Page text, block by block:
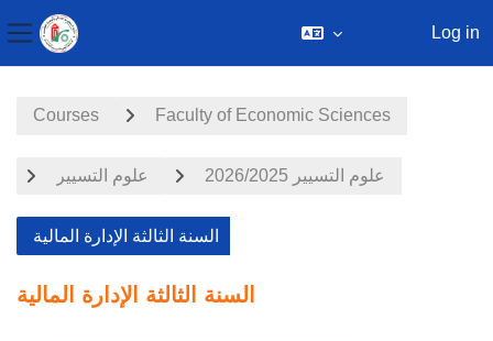
Side panel
Log in
Courses Faculty of Economic Sciences
علوم التسيير علوم التسيير 2026/2025
السنة الثالثة الإدارة المالية
السنة الثالثة الإدارة المالية